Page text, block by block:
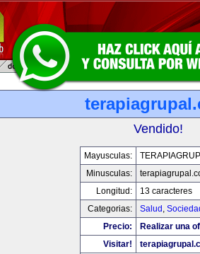
Vendido!
Mayusculas:
Minusculas:
Longitud:
13 caracteres
Categorias:
Salud ,
Precio:
Realizar una
Visitar!